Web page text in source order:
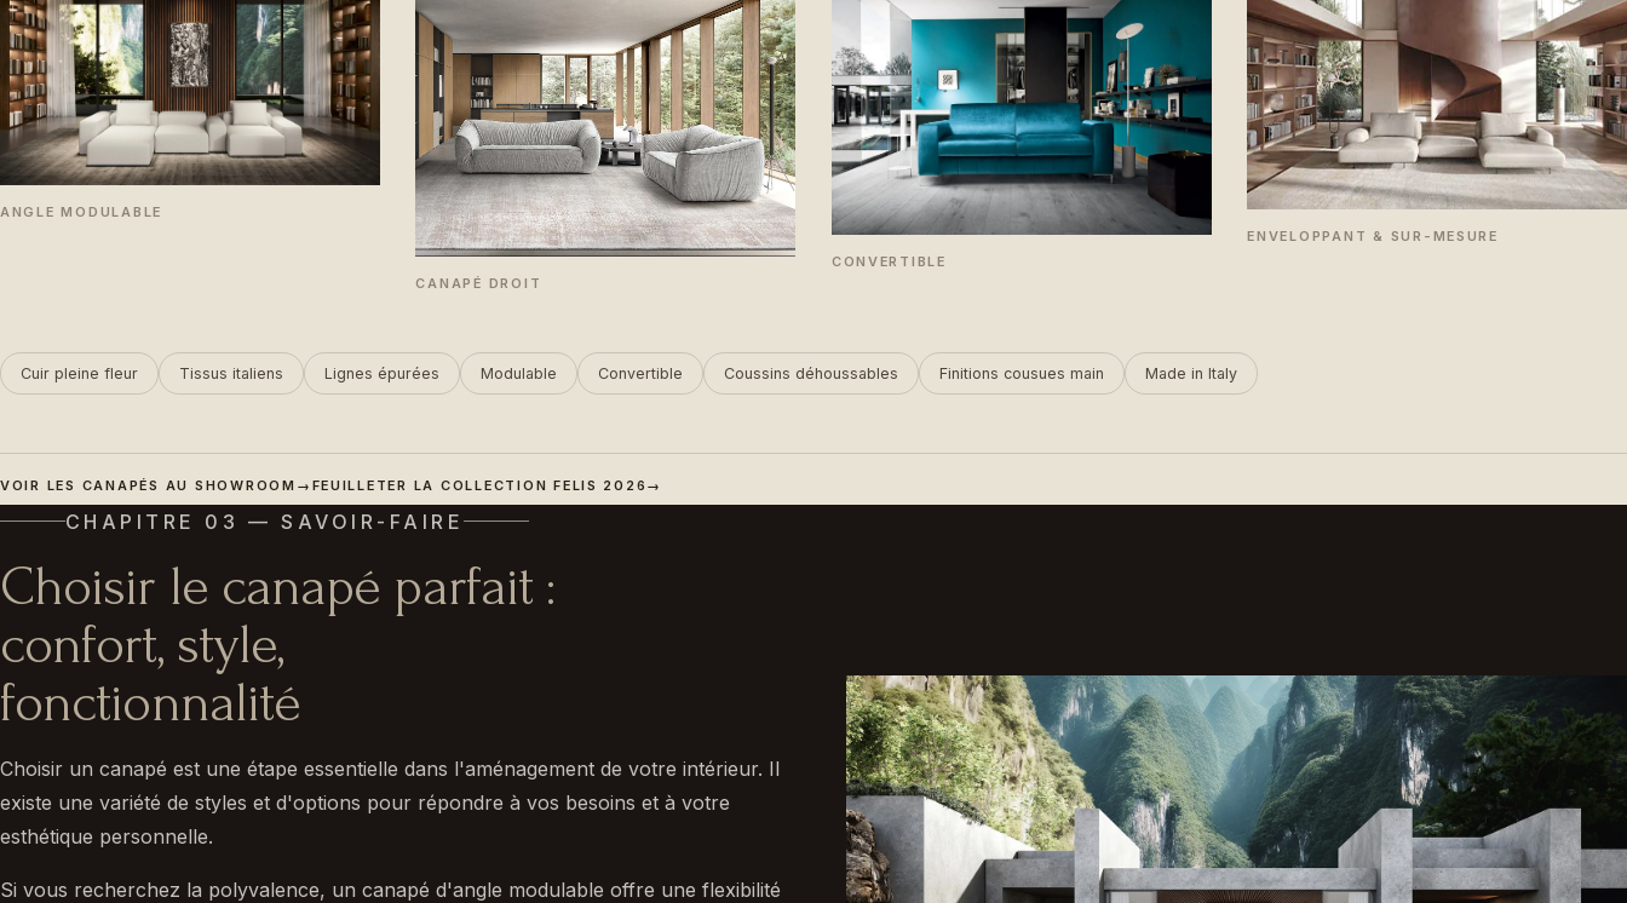
ANGLE MODULABLE
CANAPÉ DROIT
CONVERTIBLE
ENVELOPPANT & SUR-MESURE
Cuir pleine fleur Tissus italiens Lignes épurées Modulable Convertible Coussins déhoussables Finitions cousues main Made in Italy
VOIR LES CANAPÉS AU SHOWROOM → FEUILLETER LA COLLECTION FELIS 2026 →
CHAPITRE 03 — SAVOIR-FAIRE
Choisir le canapé parfait :
confort, style,
fonctionnalité
Choisir un canapé est une étape essentielle dans l'aménagement de votre intérieur. Il
existe une variété de styles et d'options pour répondre à vos besoins et à votre
esthétique personnelle.
Si vous recherchez la polyvalence, un canapé d'angle modulable offre une flexibilité